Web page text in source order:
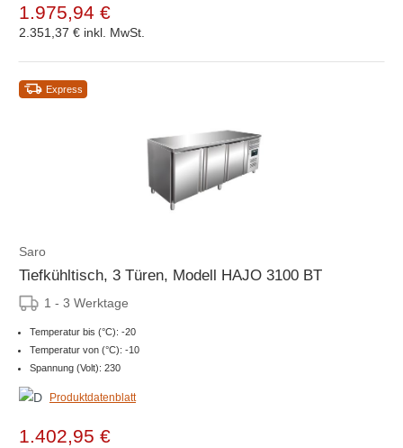
1.975,94 €
2.351,37 € inkl. MwSt.
Express
Saro
Tiefkühltisch, 3 Türen, Modell HAJO 3100 BT
1 - 3 Werktage
Temperatur bis (°C): -20
Temperatur von (°C): -10
Spannung (Volt): 230
Produktdatenblatt
1.402,95 €